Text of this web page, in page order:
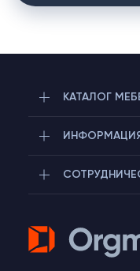
КАТАЛОГ